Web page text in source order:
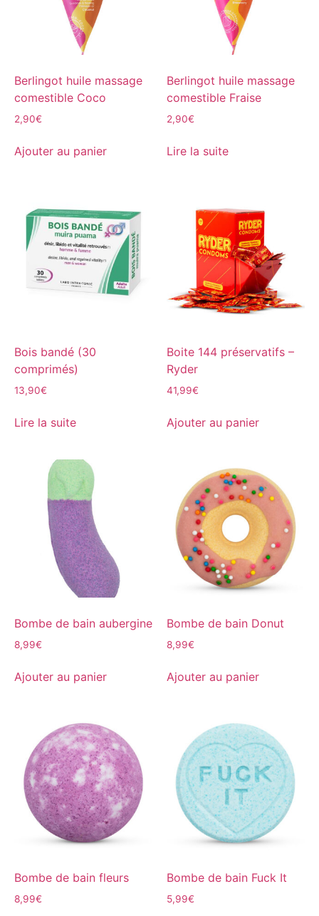
Berlingot huile massage
comestible Coco
2,90€
Ajouter au panier
Berlingot huile massage
comestible Fraise
2,90€
Lire la suite
Bois bandé (30
comprimés)
13,90€
Lire la suite
Boite 144 préservatifs –
Ryder
41,99€
Ajouter au panier
Bombe de bain aubergine
8,99€
Ajouter au panier
Bombe de bain Donut
8,99€
Ajouter au panier
Bombe de bain fleurs
8,99€
Bombe de bain Fuck It
5,99€